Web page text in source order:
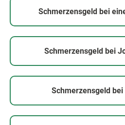
Schmerzensgeld bei
Schmerzensgeld bei
Schmerzensgeld